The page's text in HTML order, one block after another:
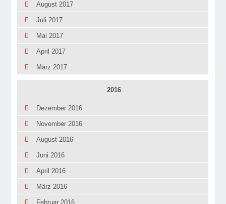
August 2017
Juli 2017
Mai 2017
April 2017
März 2017
2016
Dezember 2016
November 2016
August 2016
Juni 2016
April 2016
März 2016
Februar 2016